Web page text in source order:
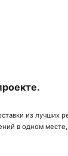
из
в одном